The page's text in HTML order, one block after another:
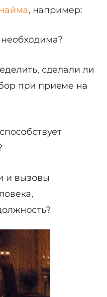
, например:
сделали ли
при приеме на
и вызовы